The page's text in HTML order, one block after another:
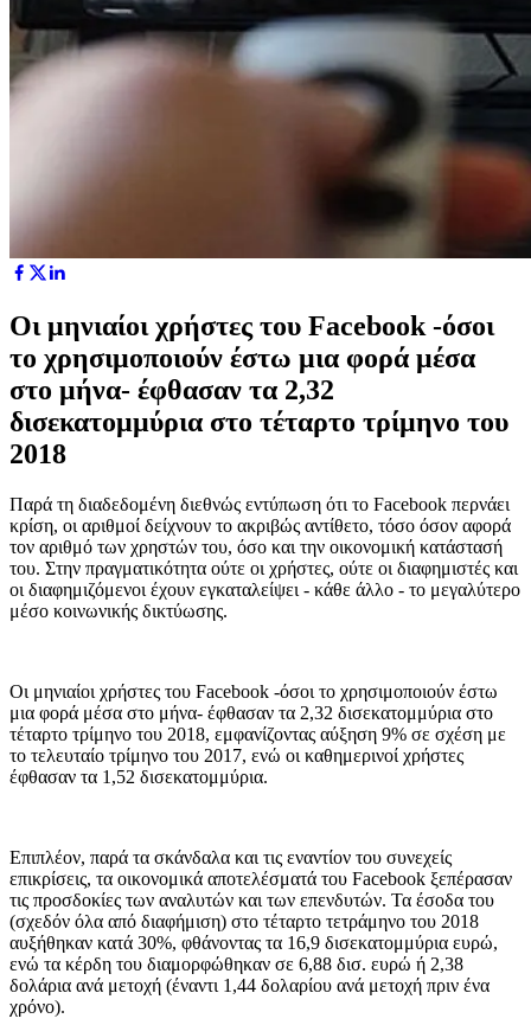
Οι μηνιαίοι χρήστες του Facebook -όσοι
το χρησιμοποιούν έστω μια φορά μέσα
στο μήνα- έφθασαν τα 2,32
δισεκατομμύρια στο τέταρτο τρίμηνο του
2018
Παρά τη διαδεδομένη διεθνώς εντύπωση ότι το Facebook περνάει
κρίση, οι αριθμοί δείχνουν το ακριβώς αντίθετο, τόσο όσον αφορά
τον αριθμό των χρηστών του, όσο και την οικονομική κατάστασή
του. Στην πραγματικότητα ούτε οι χρήστες, ούτε οι διαφημιστές και
οι διαφημιζόμενοι έχουν εγκαταλείψει - κάθε άλλο - το μεγαλύτερο
μέσο κοινωνικής δικτύωσης.
Οι μηνιαίοι χρήστες του Facebook -όσοι το χρησιμοποιούν έστω
μια φορά μέσα στο μήνα- έφθασαν τα 2,32 δισεκατομμύρια στο
τέταρτο τρίμηνο του 2018, εμφανίζοντας αύξηση 9% σε σχέση με
το τελευταίο τρίμηνο του 2017, ενώ οι καθημερινοί χρήστες
έφθασαν τα 1,52 δισεκατομμύρια.
Επιπλέον, παρά τα σκάνδαλα και τις εναντίον του συνεχείς
επικρίσεις, τα οικονομικά αποτελέσματά του Facebook ξεπέρασαν
τις προσδοκίες των αναλυτών και των επενδυτών. Τα έσοδα του
(σχεδόν όλα από διαφήμιση) στο τέταρτο τετράμηνο του 2018
αυξήθηκαν κατά 30%, φθάνοντας τα 16,9 δισεκατομμύρια ευρώ,
ενώ τα κέρδη του διαμορφώθηκαν σε 6,88 δισ. ευρώ ή 2,38
δολάρια ανά μετοχή (έναντι 1,44 δολαρίου ανά μετοχή πριν ένα
χρόνο).